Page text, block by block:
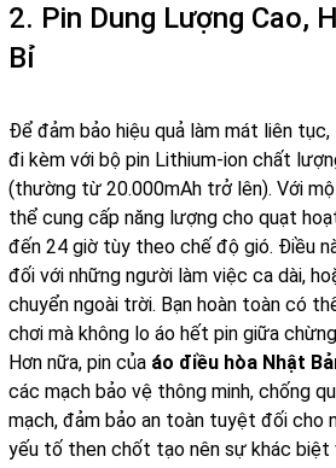
2. Pin Dung Lượng Cao,
Bỉ
Để đảm bảo hiệu quả làm mát liên tục,
đi kèm với bộ pin Lithium-ion chất
(thường từ 20.000mAh trở lên). Với
thể cung cấp năng lượng cho quạt
đến 24 giờ tùy theo chế độ gió. Điều
đối với những người làm việc ca dài,
chuyển ngoài trời. Bạn hoàn toàn có
chơi mà không lo áo hết pin giữa
Hơn nữa, pin của áo điều hòa Nhật
các mạch bảo vệ thông minh, chống
mạch, đảm bảo an toàn tuyệt đối cho
yếu tố then chốt tạo nên sự khác biệt